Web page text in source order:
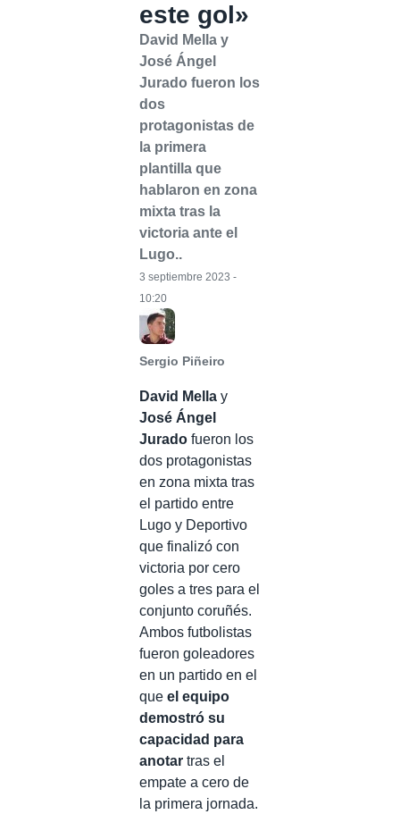
este gol»
David Mella y
José Ángel
Jurado fueron los
dos
protagonistas de
la primera
plantilla que
hablaron en zona
mixta tras la
victoria ante el
Lugo..
Sergio Piñeiro
3 septiembre 2023 -
10:20
David Mella y
José Ángel
Jurado fueron los
dos protagonistas
en zona mixta tras
el partido entre
Lugo y Deportivo
que finalizó con
victoria por cero
goles a tres para el
conjunto coruñés.
Ambos futbolistas
fueron goleadores
en un partido en el
que el equipo
demostró su
capacidad para
anotar tras el
empate a cero de
la primera jornada.